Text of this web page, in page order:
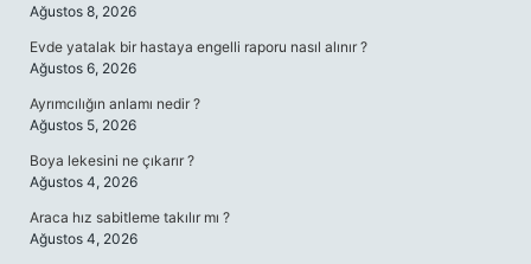
Ağustos 8, 2026
Evde yatalak bir hastaya engelli raporu nasıl alınır ?
Ağustos 6, 2026
Ayrımcılığın anlamı nedir ?
Ağustos 5, 2026
Boya lekesini ne çıkarır ?
Ağustos 4, 2026
Araca hız sabitleme takılır mı ?
Ağustos 4, 2026